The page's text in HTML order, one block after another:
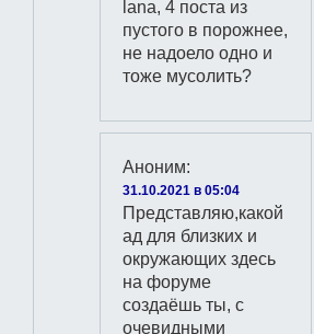
lana, 4 поста из
пустого в порожнее,
не надоело одно и
тоже мусолить?
Аноним:
31.10.2021 в 05:04
Представляю,какой
ад для близких и
окружающих здесь
на форуме
создаёшь ты, с
очевидными